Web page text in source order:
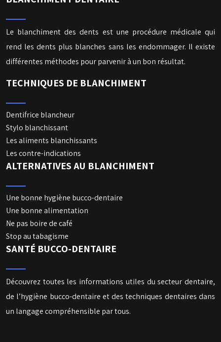
Le blanchiment des dents est une procédure médicale qui
rend les dents plus blanches sans les endommager. Il existe
différentes méthodes pour parvenir à un bon résultat.
TECHNIQUES DE BLANCHIMENT
Dentifrice blancheur
Stylo blanchissant
Les aliments blanchissants
Les contre-indications
ALTERNATIVES AU BLANCHIMENT
Une bonne hygiène bucco-dentaire
Une bonne alimentation
Ne pas boire de café
Stop au tabagisme
SANTÉ BUCCO-DENTAIRE
Découvrez toutes les informations utiles du secteur dentaire,
de l’hygiène bucco-dentaire et des techniques dentaires dans
un langage compréhensible par tous.